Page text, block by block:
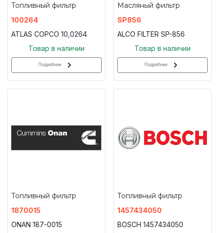
Топливный фильтр
100264
ATLAS COPCO 10,0264
Товар в наличии
Подробнее
Масляный фильтр
SP856
ALCO FILTER SP-856
Товар в наличии
Подробнее
Топливный фильтр
1870015
ONAN 187-0015
Топливный фильтр
1457434050
BOSCH 1457434050